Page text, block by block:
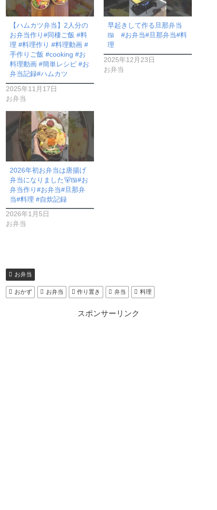
【ハムカツ弁当】2人分の
お弁当作り#同棲ご飯 #料
理 #料理作り #料理動画 #
手作りご飯 #cooking #お
料理動画 #簡単レシピ #お
弁当記録#ハムカツ
2025年11月17日
お弁当
早起きして作る旦那弁当
🍱 #お弁当#旦那弁当#料
理
2025年12月23日
お弁当
2026年初お弁当は唐揚げ
弁当になりました🐻🍱#お
弁当作り#お弁当#旦那弁
当#料理 #自炊記録
2026年1月5日
お弁当
お弁当
おかず お弁当 作り置き 弁当 料理
スポンサーリンク